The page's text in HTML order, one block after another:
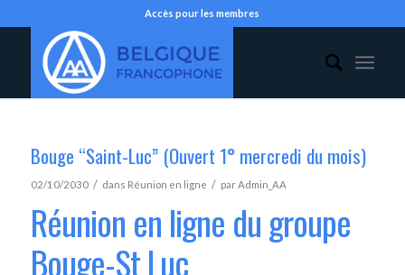
Accès pour les membres
Bouge “Saint-Luc” (Ouvert 1° mercredi du mois)
02/10/2030 / dans Réunion en ligne / parAdmin_AA
Réunion en ligne du groupe
Bouge-St Luc